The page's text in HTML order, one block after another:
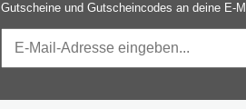
Gutscheine und Gutscheincodes an deine E-